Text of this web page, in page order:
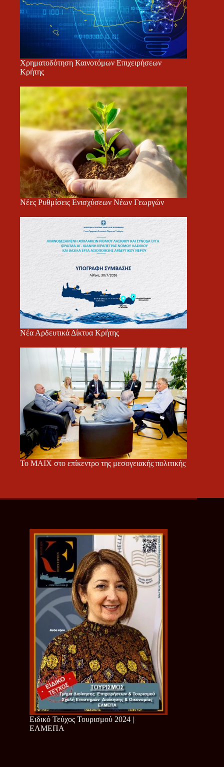
Χρηματοδότηση Καινοτόμων Επιχειρήσεων
Κρήτης
Νέες Ρυθμίσεις Ενισχύσεων Νέων Γεωργών
Νέα Αρδευτικά Δίκτυα Κρήτης
Το ΜΑΙΧ στο επίκεντρο της μεσογειακής πολιτικής
Ειδικό Τεύχος Τουρισμού 2024 |
ΕΛΜΕΠΑ